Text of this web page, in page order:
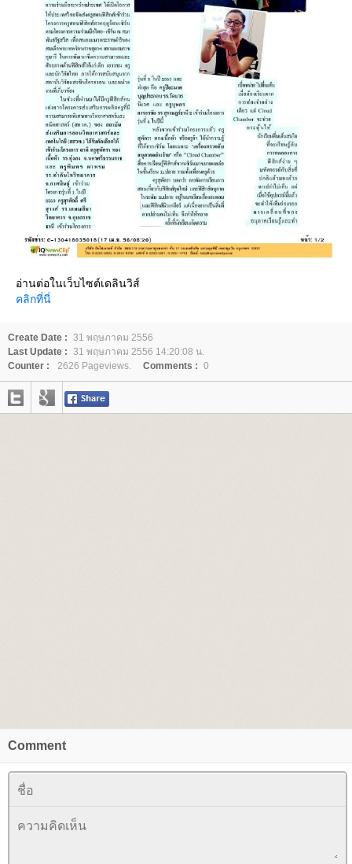
อ่านต่อในเว็บไซต์เดลินวิส์
คลิกที่นี่
Create Date : 31 พฤษภาคม 2556
Last Update : 31 พฤษภาคม 2556 14:20:08 น.
Counter :
2626 Pageviews. Comments : 0
Comment